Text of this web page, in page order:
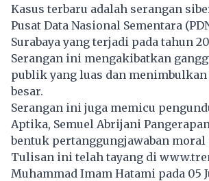
Kasus terbaru adalah serangan
Pusat Data Nasional Sementara
Surabaya yang terjadi pada tahun
Serangan ini mengakibatkan
publik yang luas dan
besar.
Serangan ini juga memicu
Aptika, Semuel Abrijani
bentuk pertanggungjawaban moral
Tulisan ini telah tayang di
Muhammad Imam Hatami pada 05